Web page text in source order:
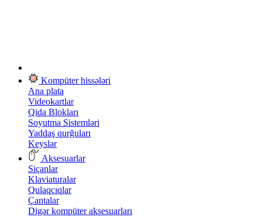
Kompüter hissələri
Ana plata
Videokartlar
Qida Blokları
Soyutma Sistemləri
Yaddaş qurğuları
Keyslər
Aksesuarlar
Siçanlar
Klaviaturalar
Qulaqcıqlar
Çantalar
Digər kompüter aksesuarları